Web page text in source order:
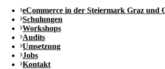
eCommerce in der Steiermark Graz und
Schulungen
Workshops
Audits
Umsetzung
Jobs
Kontakt